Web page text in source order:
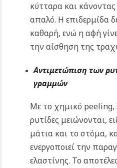
κύτταρα και
απαλό. Η επιδερμίδα
καθαρή, ενώ η αφή
την αίσθηση της
Αντιμετώπιση των
γραμμών
Με το χημικό peeling,
ρυτίδες μειώνονται,
μάτια και το στόμα,
ενεργοποιεί την
ελαστίνης. Το